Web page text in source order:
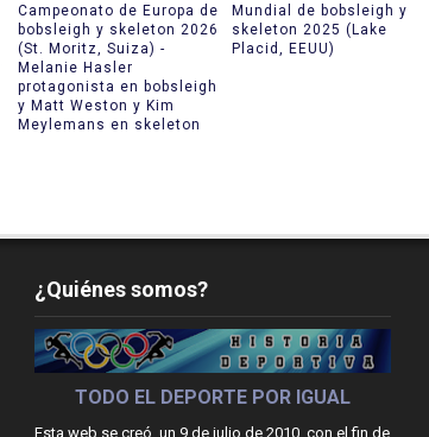
Campeonato de Europa de
bobsleigh y skeleton 2026
(St. Moritz, Suiza) -
Melanie Hasler
protagonista en bobsleigh
y Matt Weston y Kim
Meylemans en skeleton
Mundial de bobsleigh y
skeleton 2025 (Lake
Placid, EEUU)
¿Quiénes somos?
TODO EL DEPORTE POR IGUAL
Esta web se creó, un 9 de julio de 2010, con el fin de